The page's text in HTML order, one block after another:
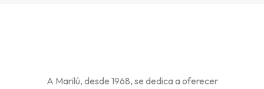
A Marilú, desde 1968, se dedica a oferecer